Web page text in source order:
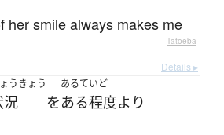
her smile always makes me
— Tatoeba
Details ▸
うきょう
況 を
あるていど
ある程度より